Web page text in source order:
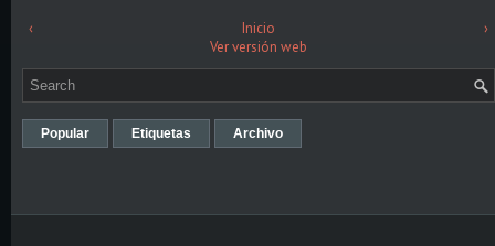
‹ ›
Inicio
Ver versión web
Popular Etiquetas Archivo